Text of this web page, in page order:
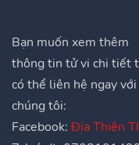
Bạn muốn xem thêm
thông tin tử vi chi tiết
có thể liên hệ ngay với
chúng tôi:
Facebook: Địa Thiên